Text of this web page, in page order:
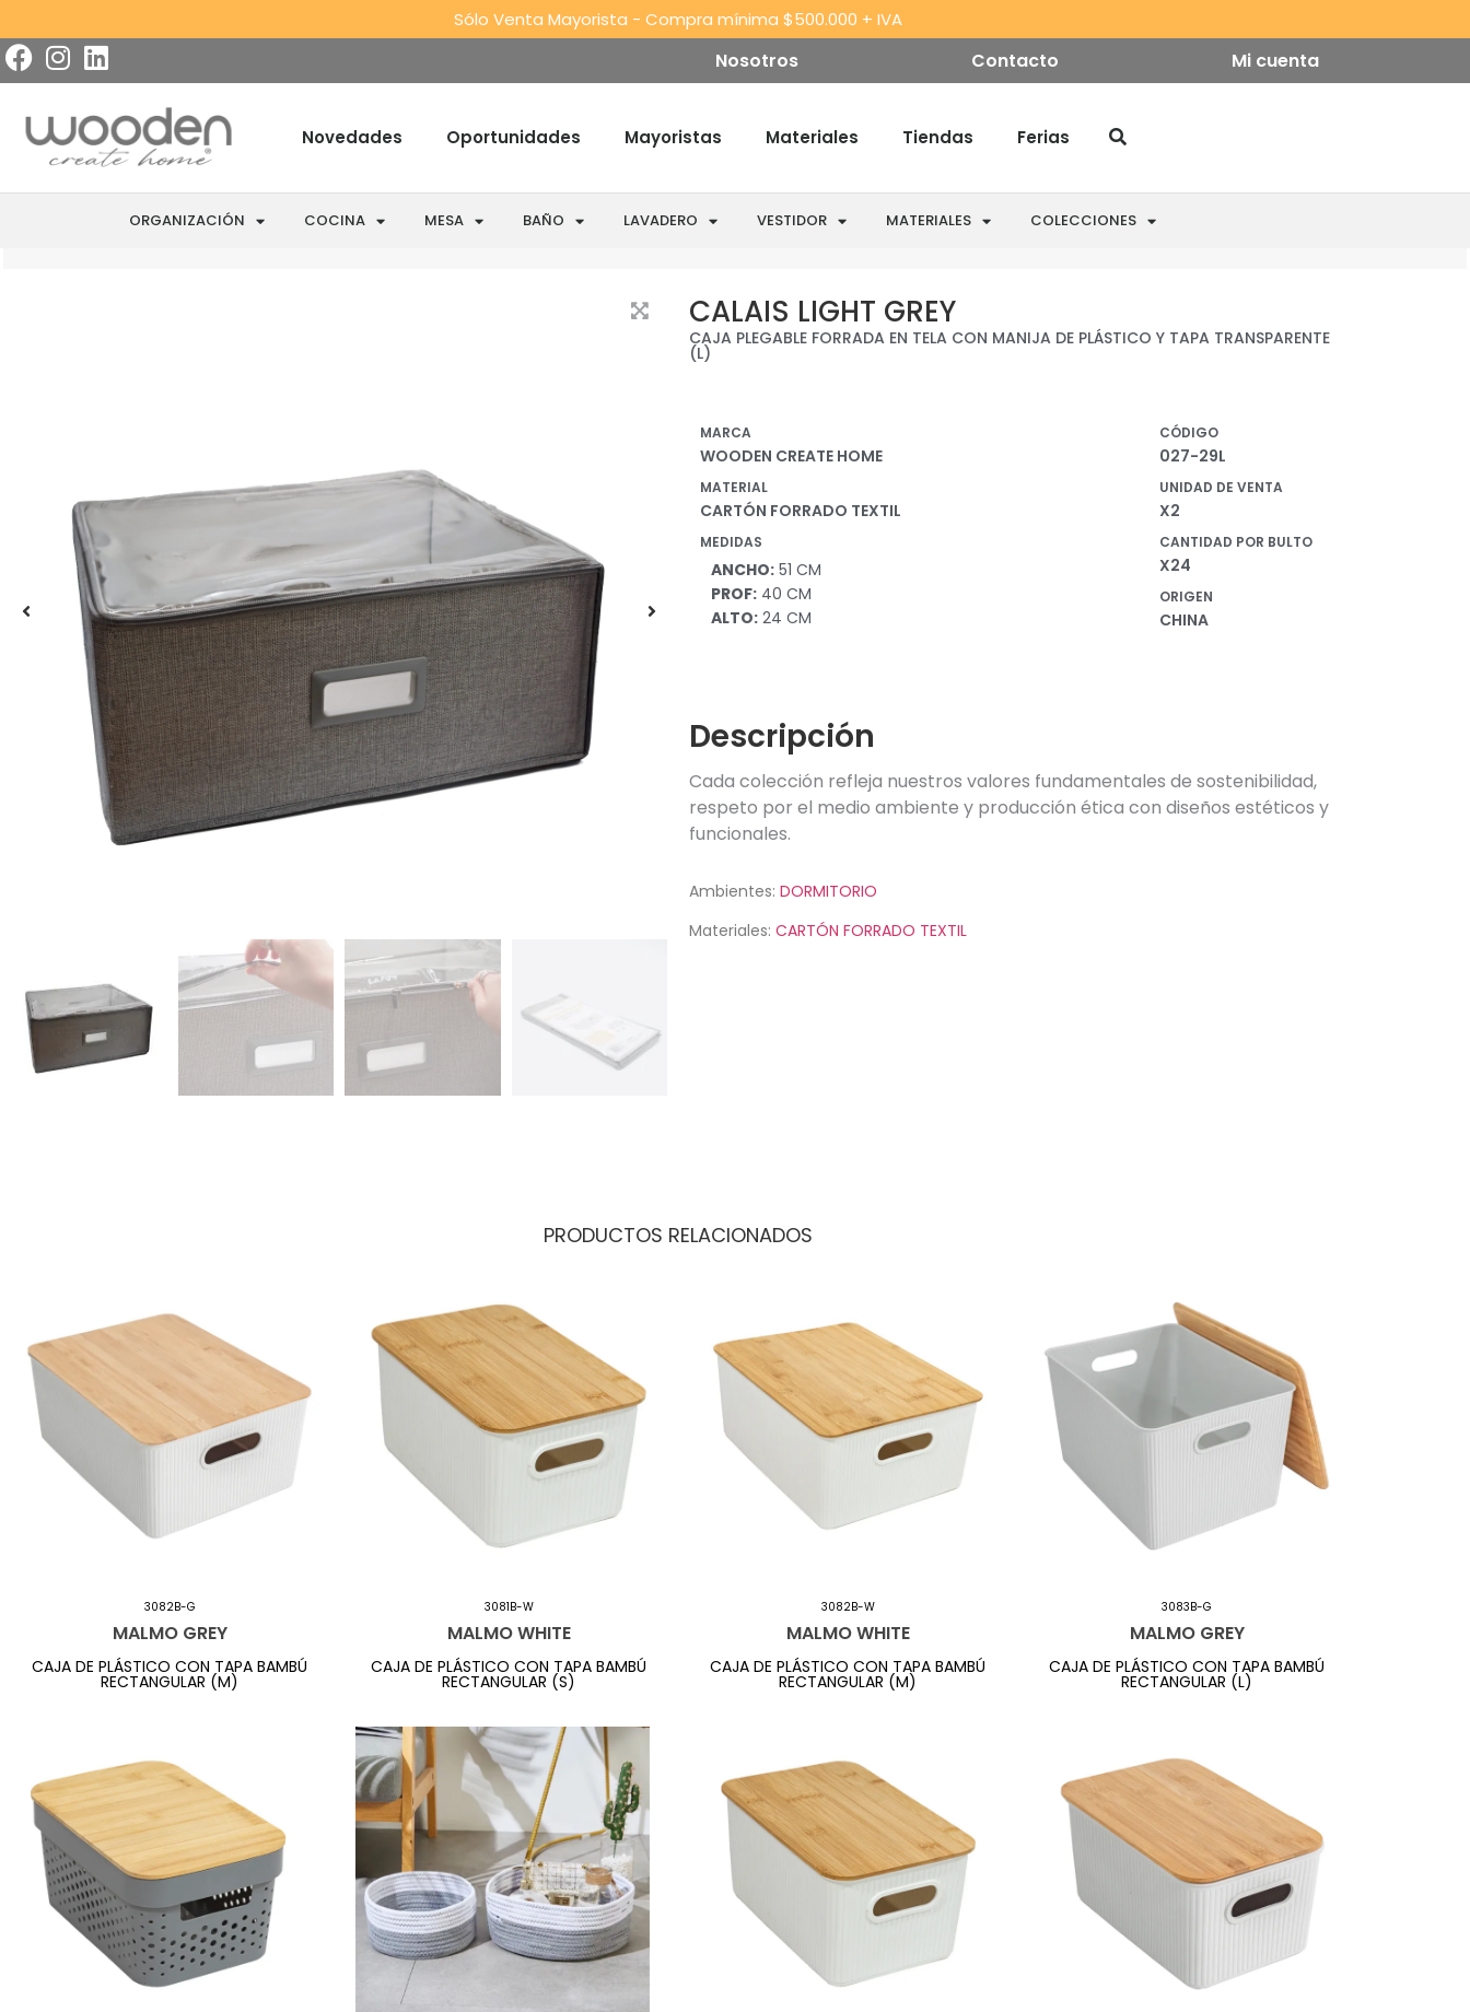
Sólo Venta Mayorista - Compra mínima $500.000 + IVA
Nosotros Contacto Mi cuenta
Novedades Oportunidades Mayoristas Materiales Tiendas Ferias
ORGANIZACIÓN COCINA MESA BAÑO LAVADERO VESTIDOR MATERIALES COLECCIONES
CALAIS LIGHT GREY
CAJA PLEGABLE FORRADA EN TELA CON MANIJA DE PLÁSTICO Y TAPA TRANSPARENTE
(L)
MARCA
WOODEN CREATE HOME
MATERIAL
CARTÓN FORRADO TEXTIL
MEDIDAS
ANCHO: 51 CM
PROF: 40 CM
ALTO: 24 CM
CÓDIGO
027-29L
UNIDAD DE VENTA
X2
CANTIDAD POR BULTO
X24
ORIGEN
CHINA
Descripción
Cada colección refleja nuestros valores fundamentales de sostenibilidad,
respeto por el medio ambiente y producción ética con diseños estéticos y
funcionales.
Ambientes: DORMITORIO
Materiales: CARTÓN FORRADO TEXTIL
PRODUCTOS RELACIONADOS
3082B-G
MALMO GREY
CAJA DE PLÁSTICO CON TAPA BAMBÚ
RECTANGULAR (M)
3081B-W
MALMO WHITE
CAJA DE PLÁSTICO CON TAPA BAMBÚ
RECTANGULAR (S)
3082B-W
MALMO WHITE
CAJA DE PLÁSTICO CON TAPA BAMBÚ
RECTANGULAR (M)
3083B-G
MALMO GREY
CAJA DE PLÁSTICO CON TAPA BAMBÚ
RECTANGULAR (L)